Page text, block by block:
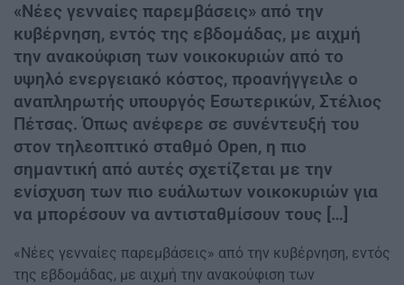
«Νέες γενναίες παρεμβάσεις» από την
κυβέρνηση, εντός της εβδομάδας, με αιχμή
την ανακούφιση των νοικοκυριών από το
υψηλό ενεργειακό κόστος, προανήγγειλε ο
αναπληρωτής υπουργός Εσωτερικών, Στέλιος
Πέτσας. Όπως ανέφερε σε συνέντευξή του
στον τηλεοπτικό σταθμό Open, η πιο
σημαντική από αυτές σχετίζεται με την
ενίσχυση των πιο ευάλωτων νοικοκυριών για
να μπορέσουν να αντισταθμίσουν τους […]
«Νέες γενναίες παρεμβάσεις» από την κυβέρνηση, εντός
της εβδομάδας, με αιχμή την ανακούφιση των